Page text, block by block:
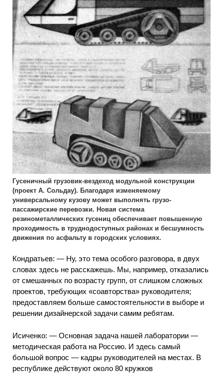
Гусеничный грузовик-вездеход модульной конструкции
(проект А. Сольдау). Благодаря изменяемому
универсальному кузову может выполнять грузо-
пассажирские перевозки. Новая система
резинометаллических гусениц обеспечивает повышенную
проходимость в труднодоступных районах и бесшумность
движения по асфальту в городских условиях.
Кондратьев: — Ну, это тема особого разговора, в двух
словах здесь не расскажешь. Мы, например, отказались
от смешанных по возрасту групп, от слишком сложных
проектов, требующих «соавторства» руководителя;
предоставляем больше самостоятельности в выборе и
решении дизайнерской задачи самим ребятам.
Исиченко: — Основная задача нашей лаборатории —
методическая работа на Россию. И здесь самый
большой вопрос — кадры руководителей на местах. В
республике действуют около 80 кружков